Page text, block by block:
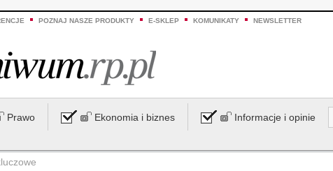
POZNAJ NASZE PRODUKTY E-SKLEP KOMUNIKATY NEWSLETTER
Prawo Ekonomia i biznes Informacje i opinie